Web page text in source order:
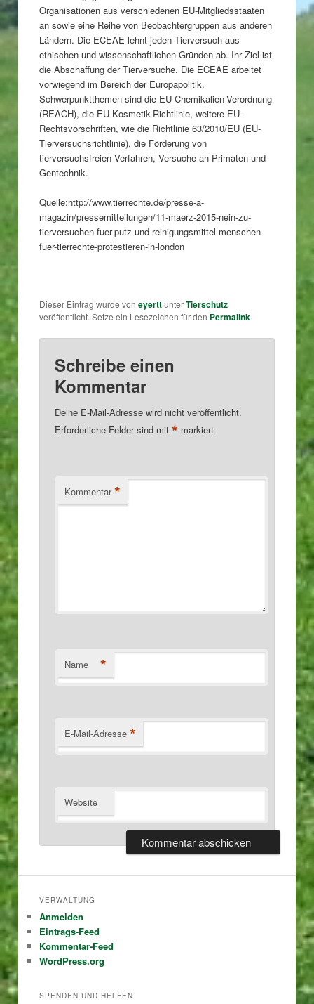
Organisationen aus verschiedenen EU-Mitgliedsstaaten
an sowie eine Reihe von Beobachtergruppen aus anderen
Ländern. Die ECEAE lehnt jeden Tierversuch aus
ethischen und wissenschaftlichen Gründen ab. Ihr Ziel ist
die Abschaffung der Tierversuche. Die ECEAE arbeitet
vorwiegend im Bereich der Europapolitik.
Schwerpunktthemen sind die EU-Chemikalien-Verordnung
(REACH), die EU-Kosmetik-Richtlinie, weitere EU-
Rechtsvorschriften, wie die Richtlinie 63/2010/EU (EU-
Tierversuchsrichtlinie), die Förderung von
tierversuchsfreien Verfahren, Versuche an Primaten und
Gentechnik.
Quelle:http://www.tierrechte.de/presse-a-
magazin/pressemitteilungen/11-maerz-2015-nein-zu-
tierversuchen-fuer-putz-und-reinigungsmittel-menschen-
fuer-tierrechte-protestieren-in-london
Dieser Eintrag wurde voneyerttunterTierschutz
veröffentlicht. Setze ein Lesezeichen für den Permalink.
Schreibe einen
Kommentar
Deine E-Mail-Adresse wird nicht veröffentlicht.
Erforderliche Felder sind mit* markiert
Kommentar *
Name *
E-Mail-Adresse *
Website
VERWALTUNG
Anmelden
Eintrags-Feed
Kommentar-Feed
WordPress.org
SPENDEN UND HELFEN